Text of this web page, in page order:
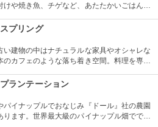
けや焼き魚、チゲなど、あたたかいごはんと
出来ます。どこか懐かしい店内に、韓国のお
ような雰囲気もGood。
プリング
い建物の中はナチュラルな家具やオシャレな
のカフェのような落ち着き空間。料理を専門
味わいのものばかり。
プランテーション
パイナップルでおなじみ『ドール』社の農園
ります。世界最大級のパイナップル畑ででき